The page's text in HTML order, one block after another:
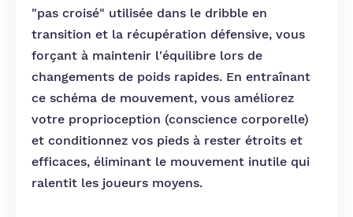
"pas croisé" utilisée dans le dribble en
transition et la récupération défensive, vous
forçant à maintenir l'équilibre lors de
changements de poids rapides. En entraînant
ce schéma de mouvement, vous améliorez
votre proprioception (conscience corporelle)
et conditionnez vos pieds à rester étroits et
efficaces, éliminant le mouvement inutile qui
ralentit les joueurs moyens.